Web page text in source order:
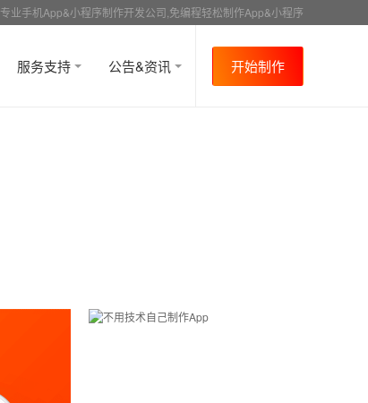
专业手机App&小程序制作开发公司,免编程轻松制作App&小程序
服务支持 公告&资讯 开始制作